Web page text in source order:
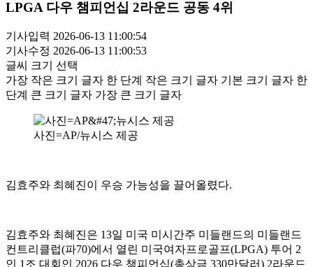
LPGA 다우 챔피언십 2라운드 공동 4위
기사입력 2026-06-13 11:00:54
기사수정 2026-06-13 11:00:53
글씨 크기 선택
가장 작은 크기 글자 한 단계 작은 크기 글자 기본 크기 글자 한
단계 큰 크기 글자 가장 큰 크기 글자
사진=AP/뉴시스 제공
김효주와 최혜진이 우승 가능성을 끌어올렸다.
김효주와 최혜진은 13일 미국 미시간주 미들랜드의 미들랜드
컨트리클럽(파70)에서 열린 미국여자프로골프(LPGA) 투어 2
인 1조 대회인 2026 다우 챔피언십(총상금 330만달러) 2라운드